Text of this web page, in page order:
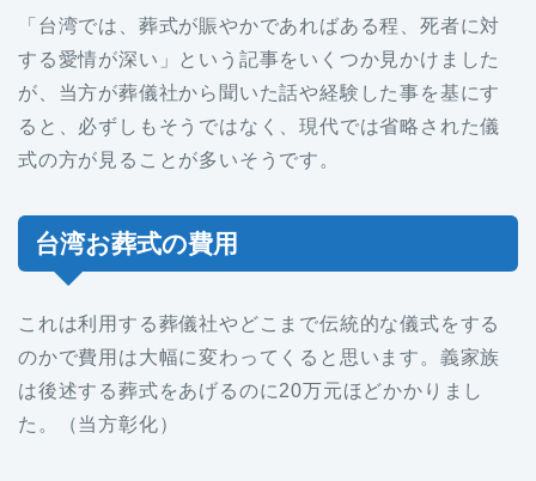
「台湾では、葬式が賑やかであればある程、死者に対
する愛情が深い」という記事をいくつか見かけました
が、当方が葬儀社から聞いた話や経験した事を基にす
ると、必ずしもそうではなく、現代では省略された儀
式の方が見ることが多いそうです。
台湾お葬式の費用
これは利用する葬儀社やどこまで伝統的な儀式をする
のかで費用は大幅に変わってくると思います。義家族
は後述する葬式をあげるのに20万元ほどかかりまし
た。（当方彰化）